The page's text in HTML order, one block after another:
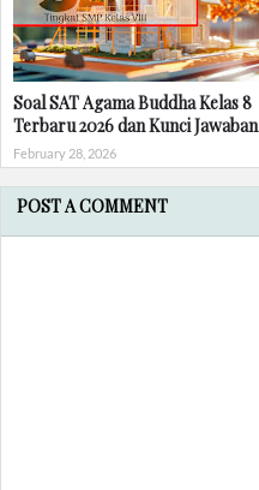
Soal SAT Agama Buddha Kelas 8
Terbaru 2026 dan Kunci Jawaban
February 28, 2026
POST A COMMENT